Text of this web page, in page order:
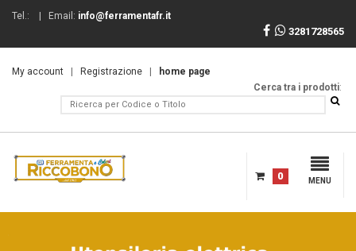
Tel.: | Email: info@ferramentafr.it
3281728565
My account Registrazione
home page
Cerca tra i prodotti:
MENU
0